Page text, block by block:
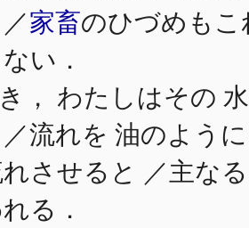
家畜のひづめもこ
い．
， わたしはその
流れを 油のよう
させると ／主な
る．